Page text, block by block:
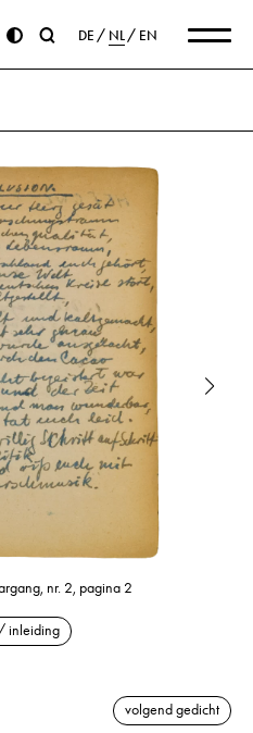
DE NL EN
nr. 2, pagina 2
inleiding
volgend gedicht